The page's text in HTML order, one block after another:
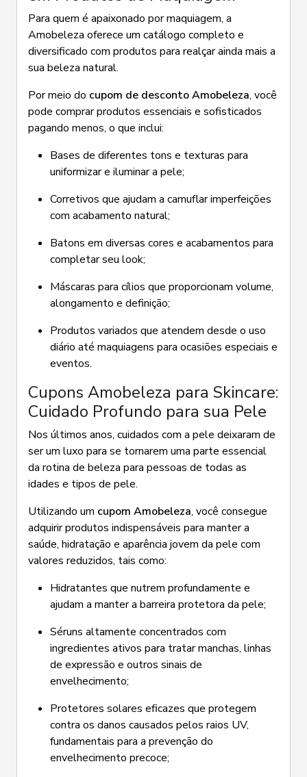
Para quem é apaixonado por maquiagem, a
Amobeleza oferece um catálogo completo e
diversificado com produtos para realçar ainda mais a
sua beleza natural.
Por meio do cupom de desconto Amobeleza, você
pode comprar produtos essenciais e sofisticados
pagando menos, o que inclui:
Bases de diferentes tons e texturas para
uniformizar e iluminar a pele;
Corretivos que ajudam a camuflar imperfeições
com acabamento natural;
Batons em diversas cores e acabamentos para
completar seu look;
Máscaras para cílios que proporcionam volume,
alongamento e definição;
Produtos variados que atendem desde o uso
diário até maquiagens para ocasiões especiais e
eventos.
Cupons Amobeleza para Skincare:
Cuidado Profundo para sua Pele
Nos últimos anos, cuidados com a pele deixaram de
ser um luxo para se tornarem uma parte essencial
da rotina de beleza para pessoas de todas as
idades e tipos de pele.
Utilizando um cupom Amobeleza, você consegue
adquirir produtos indispensáveis para manter a
saúde, hidratação e aparência jovem da pele com
valores reduzidos, tais como:
Hidratantes que nutrem profundamente e
ajudam a manter a barreira protetora da pele;
Séruns altamente concentrados com
ingredientes ativos para tratar manchas, linhas
de expressão e outros sinais de
envelhecimento;
Protetores solares eficazes que protegem
contra os danos causados pelos raios UV,
fundamentais para a prevenção do
envelhecimento precoce;